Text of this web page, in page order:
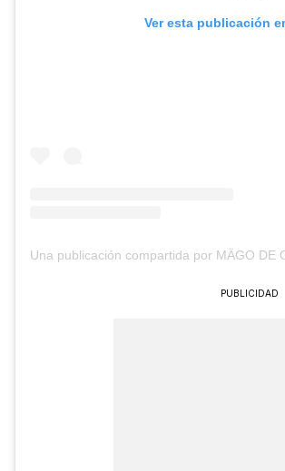
Ver esta publicación
Una publicación compartida por MÄGO DE
PUBLICIDAD